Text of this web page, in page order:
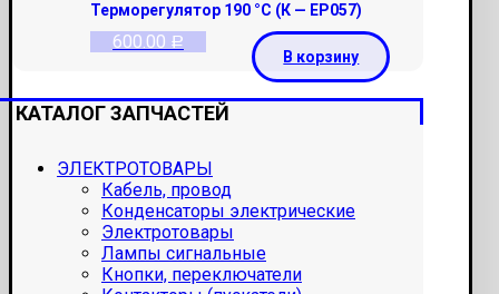
Терморегулятор 190 °С (К — ЕР057)
600.00 Р
В корзину
КАТАЛОГ ЗАПЧАСТЕЙ
ЭЛЕКТРОТОВАРЫ
Кабель, провод
Конденсаторы электрические
Электротовары
Лампы сигнальные
Кнопки, переключатели